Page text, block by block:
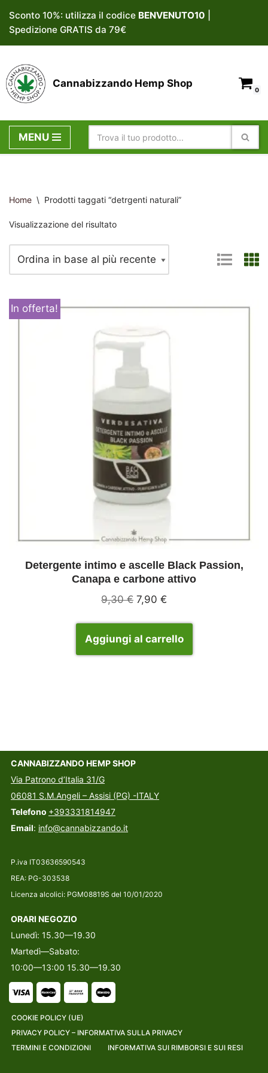
Vai
al
contenuto
Sconto 10%: utilizza il codice BENVENUTO10
Spedizione GRATIS da 79€
Cannabizzando Hemp Shop
0
MENU
Home \ Prodotti taggati “detrgenti naturali”
Visualizzazione del risultato
In offerta!
Detergente intimo e ascelle Black Passion,
Canapa e carbone attivo
9,30€ 7,90 €
Aggiungi al carrello
CANNABIZZANDO HEMP SHOP
Via Patrono d’Italia 31/G
06081 S.M.Angeli – Assisi (PG) -ITALY
Telefono +393331814947
Email: info@cannabizzando.it
P.iva IT03636590543
REA: PG-303538
Licenza alcolici: PGM08819S del 10/01/2020
ORARI NEGOZIO
Lunedì: 15.30—19.30
Martedì—Sabato:
10:00—13:00 15.30—19.30
COOKIE POLICY (UE)
PRIVACY POLICY – INFORMATIVA SULLA PRIVACY
TERMINI E CONDIZIONI
INFORMATIVA SUI RIMBORSI E SUI RESI